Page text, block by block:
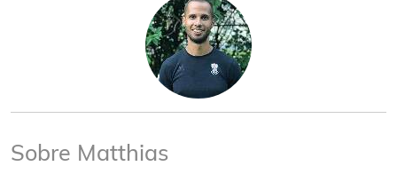
Sobre Matthias